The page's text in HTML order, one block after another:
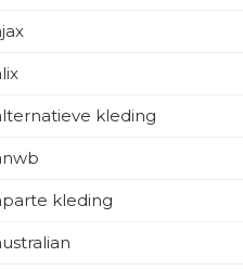
kleding
kleding